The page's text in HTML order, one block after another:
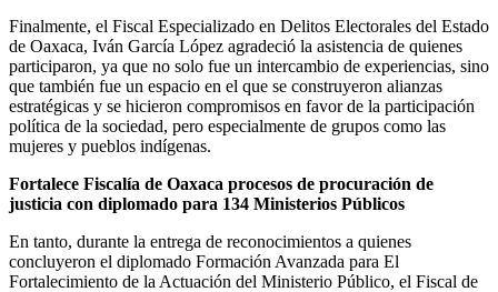
Finalmente, el Fiscal Especializado en Delitos Electorales del Estado
de Oaxaca, Iván García López agradeció la asistencia de quienes
participaron, ya que no solo fue un intercambio de experiencias, sino
que también fue un espacio en el que se construyeron alianzas
estratégicas y se hicieron compromisos en favor de la participación
política de la sociedad, pero especialmente de grupos como las
mujeres y pueblos indígenas.
Fortalece Fiscalía de Oaxaca procesos de procuración de
justicia con diplomado para 134 Ministerios Públicos
En tanto, durante la entrega de reconocimientos a quienes
concluyeron el diplomado Formación Avanzada para El
Fortalecimiento de la Actuación del Ministerio Público, el Fiscal de